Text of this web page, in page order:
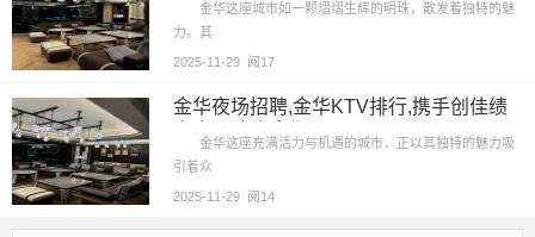
金华这座城市如一颗熠熠生辉的明珠，散发着独特的魅
力。其
2025-11-29 阅17
金华夜场招聘,金华KTV排行,携手创佳绩
金华这座充满活力与机遇的城市，正以其独特的魅力吸
引着众
2025-11-29 阅14